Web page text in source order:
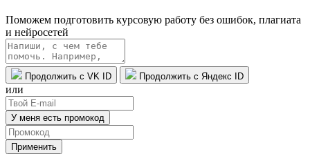
Поможем подготовить курсовую работу без ошибок, плагиата
и нейросетей
Продолжить с VK ID Продолжить с Яндекс ID
или
У меня есть промокод
Применить